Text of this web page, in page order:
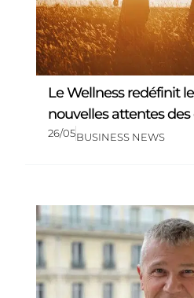
Le Wellness redéfinit
nouvelles attentes
26/05BUSINESS NEWS